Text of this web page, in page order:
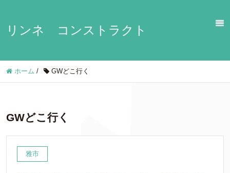
リンネ コンストラクト
ホーム / GWどこ行く
GWどこ行く
雅市